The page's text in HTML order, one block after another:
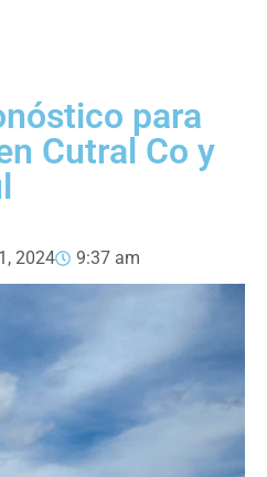
para
Cutral Co y
2024 9:37 am